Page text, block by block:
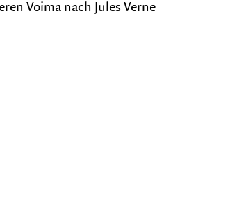
Voima nach Jules Verne